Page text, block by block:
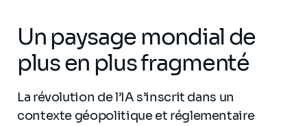
Un paysage mondial de
plus en plus fragmenté
La révolution de l’IA s’inscrit dans un
contexte géopolitique et réglementaire